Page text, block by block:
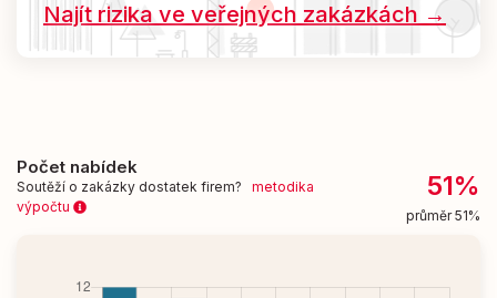
Najít rizika ve veřejných zakázkách →
Počet nabídek
Soutěží o zakázky dostatek firem? metodika
výpočtu
51%
průměr 51%